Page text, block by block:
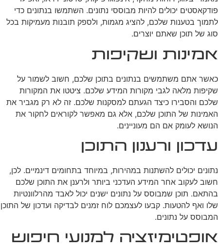
פודקאסטים יכולים להיות מבוססי נתונים. השתמשו בנתונים כדי
לתמוך בטענות שלכם, להציג מגמות, ולספק תובנות מעמיקות בכל
סוג של תוכן שאתם יוצרים.
אמינות ושקיפות
כאשר אתם משתמשים בנתונים בתוכן שלכם, חשוב לשמור על
שקיפות מלאה לגבי מקורות המידע שלכם. ציטטו את המקורות
שלכם והסבירו כיצד הגעתם למסקנות שלכם. זה לא רק מגביר את
האמינות של התוכן שלכם, אלא גם מאפשר לקוראים לחקור את
הנושא לעומק אם הם מעוניינים.
עדכון ורענון התוכן
נתונים יכולים להשתנות במהירות, במיוחד בתחומים דינמיים. לכן,
חשוב לעקוב אחר המידע העדכני ביותר ולרענן את התוכן שלכם
בהתאם. תוכן שמבוסס על נתונים ישנים יכול לאבד מהרלוונטיות
שלו ואף להטעות. קבעו לעצמכם לוח זמנים לבדיקה ועדכון של התוכן
המבוסס על נתונים.
אופטימיזציה למנועי חיפוש